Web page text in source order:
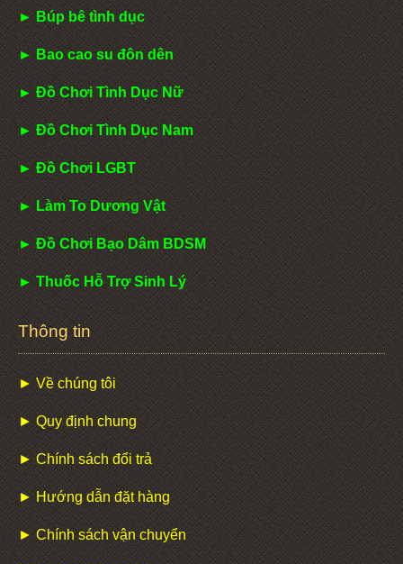
► Búp bê tình dục
► Bao cao su đôn dên
► Đồ Chơi Tình Dục Nữ
► Đồ Chơi Tình Dục Nam
► Đồ Chơi LGBT
► Làm To Dương Vật
► Đồ Chơi Bạo Dâm BDSM
► Thuốc Hỗ Trợ Sinh Lý
Thông tin
► Về chúng tôi
► Quy định chung
► Chính sách đổi trả
► Hướng dẫn đặt hàng
► Chính sách vận chuyển